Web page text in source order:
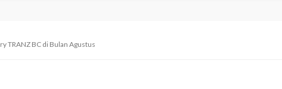
TRANZ BC di Bulan Agustus